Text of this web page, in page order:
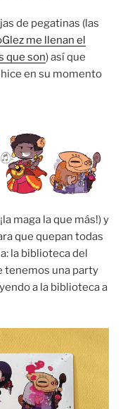
de pegatinas (las
me llenan el
que son) así que
en su momento
maga la que más!) y
que quepan todas
la biblioteca del
tenemos una party
a la biblioteca a